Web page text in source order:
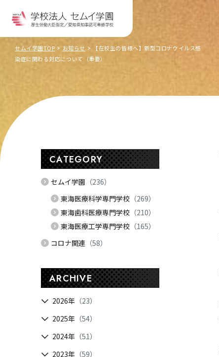
セムイ学園TOP お知らせ
【在校生の皆様へ】新型コロナウイルス感
染症に関わる対応について（重要）
CATEGORY
セムイ学園 （236）
東海医療科学専門学校 （269）
東海歯科医療専門学校 （210）
東海医療工学専門学校 （165）
コロナ関連 （58）
ARCHIVE
2026年 （23）
2025年 （54）
2024年 （51）
2023年 （59）